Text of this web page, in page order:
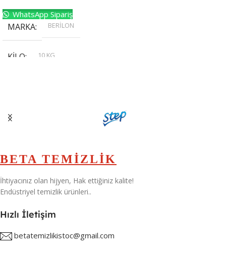
WhatsApp Sipariş
MARKA BERİLON
KILO
10 KG
BETA TEMİZLİK
İhtiyacınız olan hijyen, Hak ettiğiniz kalite!
Endüstriyel temizlik ürünleri..
Hızlı İletişim
betatemizlikistoc@gmail.com